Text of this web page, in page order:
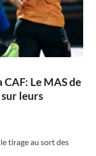
CAF: Le MAS de
sur leurs
tirage au sort des